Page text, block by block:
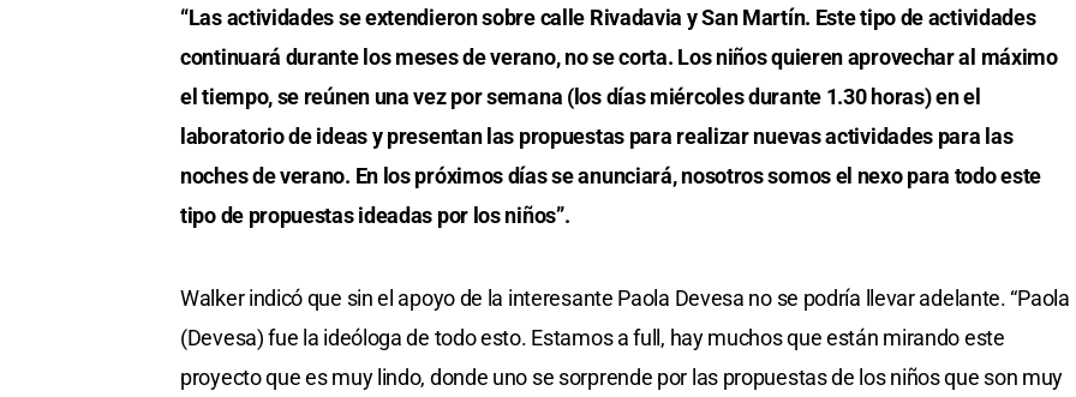
“Las actividades se extendieron sobre calle Rivadavia y San Martín. Este tipo de actividades
continuará durante los meses de verano, no se corta. Los niños quieren aprovechar al máximo
el tiempo, se reúnen una vez por semana (los días miércoles durante 1.30 horas) en el
laboratorio de ideas y presentan las propuestas para realizar nuevas actividades para las
noches de verano. En los próximos días se anunciará, nosotros somos el nexo para todo este
tipo de propuestas ideadas por los niños”.
Walker indicó que sin el apoyo de la interesante Paola Devesa no se podría llevar adelante. “Paola
(Devesa) fue la ideóloga de todo esto. Estamos a full, hay muchos que están mirando este
proyecto que es muy lindo, donde uno se sorprende por las propuestas de los niños que son muy